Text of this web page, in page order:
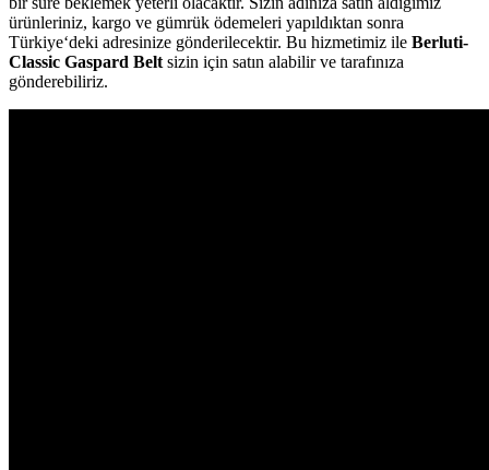
ürünleriniz, kargo ve gümrük ödemeleri yapıldıktan sonra
Türkiye‘deki adresinize gönderilecektir. Bu hizmetimiz ile Berluti-
Classic Gaspard Belt sizin için satın alabilir ve tarafınıza
gönderebiliriz.